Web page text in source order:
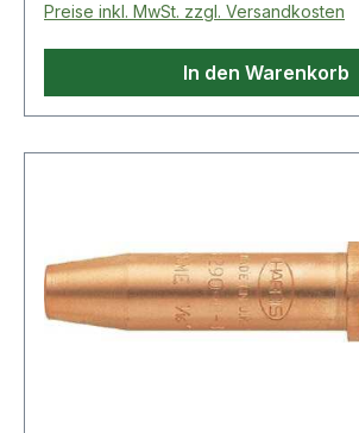
Preise inkl. MwSt. zzgl. Versandkosten
In den Warenkorb